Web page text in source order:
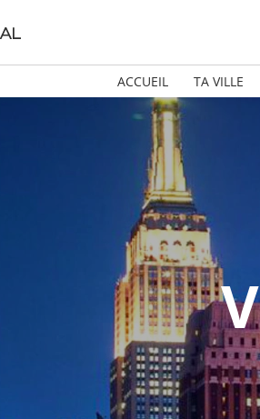
ACCUEIL TA VILLE